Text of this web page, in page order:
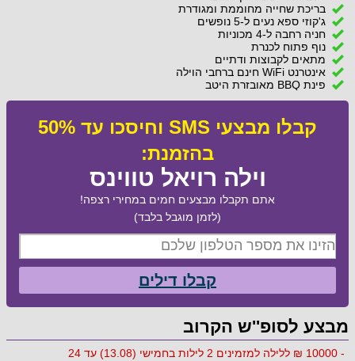
בריכת שחייה מחוממת ומגודרת
ג'קוזי ספא נעים ל-5 נופשים
חניה רחבה ל-4 מכוניות
נוף פתוח לכנרת
מתאים לקבוצות ודתיים
אינטרנט WiFi חינם ברחבי הוילה
פינת BBQ מאובזרת היטב
קבלו מבצעי SMS וחיסכו עד 50%
בהזמנת:
וילה רויאל טווינס
אתם תקבלו מבצעים חמים במחירי רצפה!
(לזמן מוגבל בלבד)
קבלו דילים
מבצע לסופ''ש הקרוב
- 10000 ₪ ללילה למזמינים 2 לילות בחמישי (13.08) עד 24